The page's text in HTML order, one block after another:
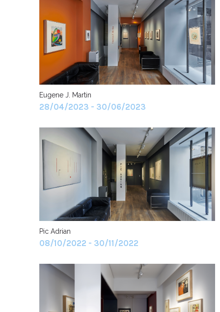
Eugene J. Martin
28/04/2023 - 30/06/2023
Pic Adrian
08/10/2022 - 30/11/2022